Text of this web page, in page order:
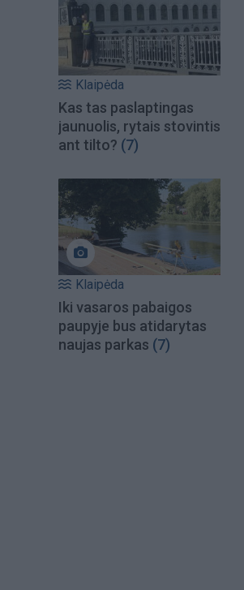
Klaipėda
Kas tas paslaptingas
jaunuolis, rytais stovintis
ant tilto? (7)
Klaipėda
Iki vasaros pabaigos
paupyje bus atidarytas
naujas parkas (7)